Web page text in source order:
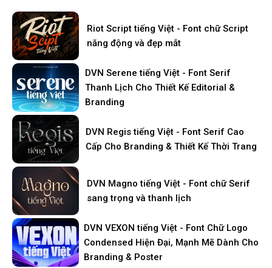
Riot Script tiếng Việt - Font chữ Script
năng động và đẹp mắt
DVN Serene tiếng Việt - Font Serif
Thanh Lịch Cho Thiết Kế Editorial &
Branding
DVN Regis tiếng Việt - Font Serif Cao
Cấp Cho Branding & Thiết Kế Thời Trang
DVN Magno tiếng Việt - Font chữ Serif
sang trọng và thanh lịch
DVN VEXON tiếng Việt - Font Chữ Logo
Condensed Hiện Đại, Mạnh Mẽ Dành Cho
Branding & Poster